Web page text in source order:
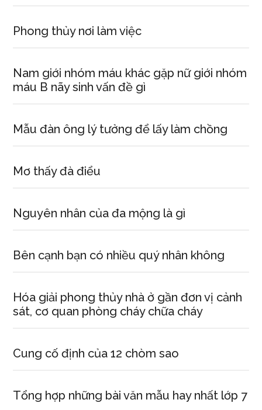
Phong thủy nơi làm việc
Nam giới nhóm máu khác gặp nữ giới nhóm
máu B nãy sinh vấn đề gì
Mẫu đàn ông lý tưởng để lấy làm chồng
Mơ thấy đà điểu
Nguyên nhân của đa mộng là gì
Bên cạnh bạn có nhiều quý nhân không
Hóa giải phong thủy nhà ở gần đơn vị cảnh
sát, cơ quan phòng cháy chữa cháy
Cung cố định của 12 chòm sao
Tổng hợp những bài văn mẫu hay nhất lớp 7